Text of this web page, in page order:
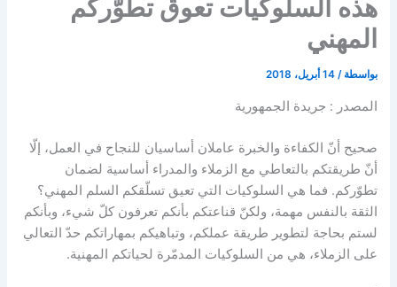
هذه السلوكيات تعوق تطوُّركم
المهني
بواسطة /14 أبريل، 2018
المصدر : جريدة الجمهورية
صحيح أنّ الكفاءة والخبرة عاملان أساسيان للنجاح في العمل، إلّا
أنّ طريقتكم بالتعاطي مع الزملاء والمدراء أساسية لضمان
تطوّركم. فما هي السلوكيات التي تعيق تسلّقكم السلم المهني؟
الثقة بالنفس مهمة، ولكنّ قناعتكم بأنكم تعرفون كلّ شيء، وبأنكم
لستم بحاجة لتطوير طريقة عملكم، وتباهيكم بمهاراتكم حدّ التعالي
على الزملاء، هي من السلوكيات المدمّرة لحياتكم المهنية.